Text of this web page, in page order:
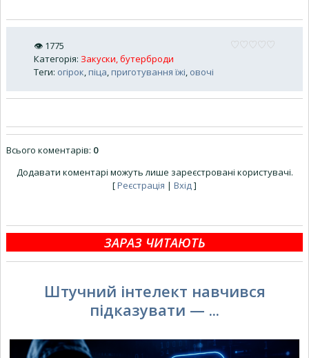
👁 1775
Категорія: Закуски, бутерброди
Теги: огірок, піца, приготування їжі, овочі
Всього коментарів: 0
Додавати коментарі можуть лише зареєстровані користувачі.
[Реєстрація | Вхід]
ЗАРАЗ ЧИТАЮТЬ
Штучний інтелект навчився
підказувати — ...